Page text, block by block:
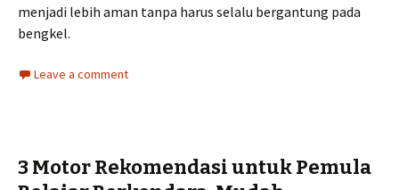
menjadi lebih aman tanpa harus selalu bergantung pada
bengkel.
Leave a comment
3 Motor Rekomendasi untuk Pemula